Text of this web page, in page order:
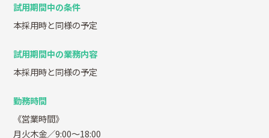
試用期間中の条件
本採用時と同様の予定
試用期間中の業務内容
本採用時と同様の予定
勤務時間
《営業時間》
月火木金／9:00～18:00